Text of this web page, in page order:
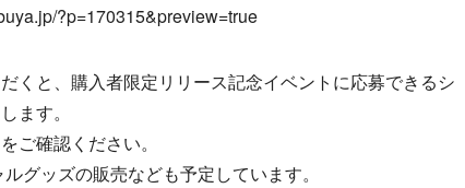
?p=170315&preview=true
くと、購入者限定リリース記念イベントに応募できるシ
ます。
ご確認ください。
グッズの販売なども予定しています。